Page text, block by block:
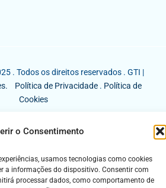
o Consentimento
usamos tecnologias como cookies
a informações do dispositivo. Consentir com
processar dados, como comportamento de
. Todos os direitos reservados . GTI |
Política de Privacidade. Política de
Cookies